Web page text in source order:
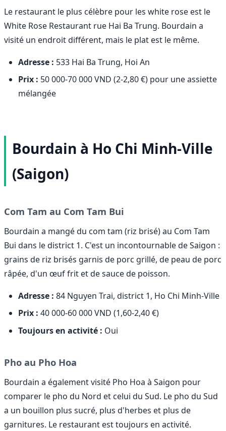
Le restaurant le plus célèbre pour les white rose est le
White Rose Restaurant rue Hai Ba Trung. Bourdain a
visité un endroit différent, mais le plat est le même.
Adresse : 533 Hai Ba Trung, Hoi An
Prix : 50 000-70 000 VND (2-2,80 €) pour une assiette
mélangée
Bourdain à Ho Chi Minh-Ville
(Saigon)
Com Tam au Com Tam Bui
Bourdain a mangé du com tam (riz brisé) au Com Tam
Bui dans le district 1. C'est un incontournable de Saigon :
grains de riz brisés garnis de porc grillé, de peau de porc
râpée, d'un œuf frit et de sauce de poisson.
Adresse : 84 Nguyen Trai, district 1, Ho Chi Minh-Ville
Prix : 40 000-60 000 VND (1,60-2,40 €)
Toujours en activité : Oui
Pho au Pho Hoa
Bourdain a également visité Pho Hoa à Saigon pour
comparer le pho du Nord et celui du Sud. Le pho du Sud
a un bouillon plus sucré, plus d'herbes et plus de
garnitures. Le restaurant est toujours en activité.